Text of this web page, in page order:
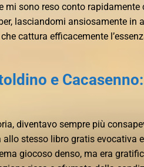
mi sono reso conto
lasciandomi ansiosamente in
cattura efficacemente
e
diventavo sempre più
allo stesso libro gratis evocativa
giocoso denso, ma era